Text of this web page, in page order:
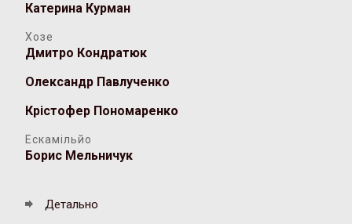
Катерина Курман
Хозе
Дмитро Кондратюк
Олександр Павлученко
Крістофер Пономаренко
Ескамільйо
Борис Мельничук
Детально